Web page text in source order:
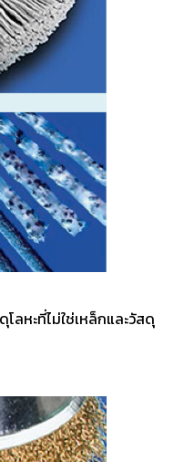
ลหะที่ไม่ใช่เหล็กและวัสดุ